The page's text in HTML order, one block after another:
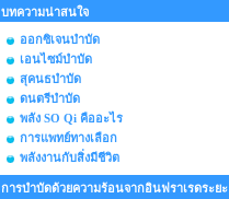
บทความน่าสนใจ
ออกซิเจนบำบัด
เอนไซม์บำบัด
สุคนธบำบัด
ดนตรีบำบัด
พลัง SO Qi คืออะไร
การแพทย์ทางเลือก
พลังงานกับสิ่งมีชีวิต
การบำบัดด้วยความร้อนจากอินฟราเรดระยะ